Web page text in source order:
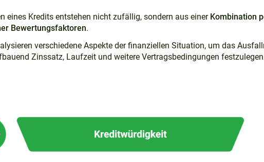
eines Kredits entstehen nicht zufällig, sondern aus einer Kombination
Bewertungsfaktoren.
verschiedene Aspekte der finanziellen Situation, um das
Zinssatz, Laufzeit und weitere Vertragsbedingungen